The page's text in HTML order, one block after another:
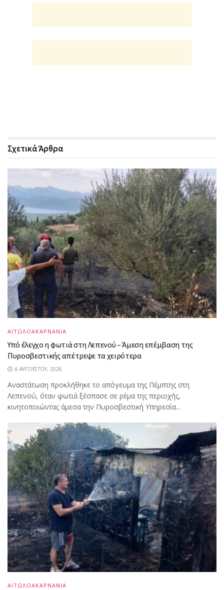
ΣχετικάΆρθρα
ΑΙΤΩΛΟΑΚΑΡΝΑΝΙΑ
Υπό έλεγχο η φωτιά στη Λεπενού – Άμεση επέμβαση της
Πυροσβεστικής απέτρεψε τα χειρότερα
6 ΑΥΓΟΎΣΤΟΥ, 2026
Αναστάτωση προκλήθηκε το απόγευμα της Πέμπτης στη
Λεπενού, όταν φωτιά ξέσπασε σε ρέμα της περιοχής,
κινητοποιώντας άμεσα την Πυροσβεστική Υπηρεσία...
ΑΙΤΩΛΟΑΚΑΡΝΑΝΙΑ